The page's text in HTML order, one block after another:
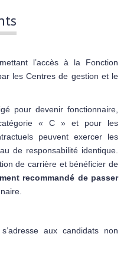
l’accès à la Fonction
les Centres de gestion et le
pour devenir fonctionnaire,
« C » et pour les
peuvent exercer les
de responsabilité identique.
de carrière et bénéficier de
recommandé de passer
aux candidats non